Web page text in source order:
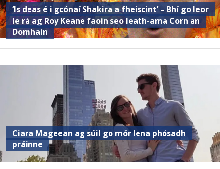
‘Is deas é i gcónaí Shakira a fheiscint’ – Bhí go leor
le rá ag Roy Keane faoin seo leath-ama Corn an
Domhain
Ciara Mageean ag súil go mór lena phósadh
práinne